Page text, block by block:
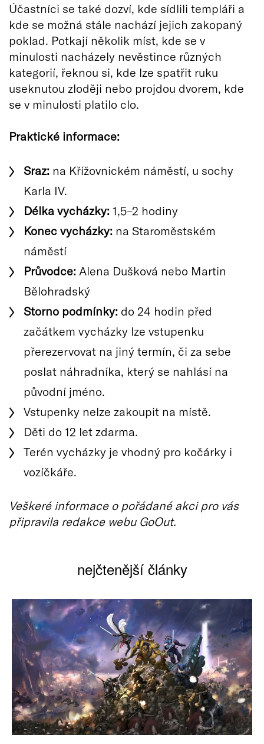
Účastníci se také dozví, kde sídlili templáři a
kde se možná stále nachází jejich zakopaný
poklad. Potkají několik míst, kde se v
minulosti nacházely nevěstince různých
kategorií, řeknou si, kde lze spatřit ruku
useknutou zloději nebo projdou dvorem, kde
se v minulosti platilo clo.
Praktické informace:
Sraz: na Křížovnickém náměstí, u sochy
Karla IV.
Délka vycházky: 1,5–2 hodiny
Konec vycházky: na Staroměstském
náměstí
Průvodce: Alena Dušková nebo Martin
Bělohradský
Storno podmínky: do 24 hodin před
začátkem vycházky lze vstupenku
přerezervovat na jiný termín, či za sebe
poslat náhradníka, který se nahlásí na
původní jméno.
Vstupenky nelze zakoupit na místě.
Děti do 12 let zdarma.
Terén vycházky je vhodný pro kočárky i
vozíčkáře.
Veškeré informace o pořádané akci pro vás
připravila redakce webu GoOut.
nejčtenější články